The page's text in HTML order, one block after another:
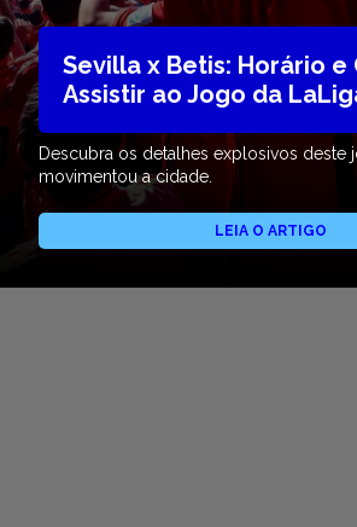
Sevilla x Betis: Horário e
Assistir ao Jogo da
Descubra os detalhes explosivos deste
movimentou a cidade.
LEIA O ARTIGO